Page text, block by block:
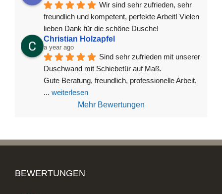
Wir sind sehr zufrieden, sehr
freundlich und kompetent, perfekte Arbeit! Vielen
lieben Dank für die schöne Dusche!
Christian Holzapfel
a year ago
Sind sehr zufrieden mit unserer
Duschwand mit Schiebetür auf Maß.
... weiterlesen
Mehr Bewertungen
BEWERTUNGEN